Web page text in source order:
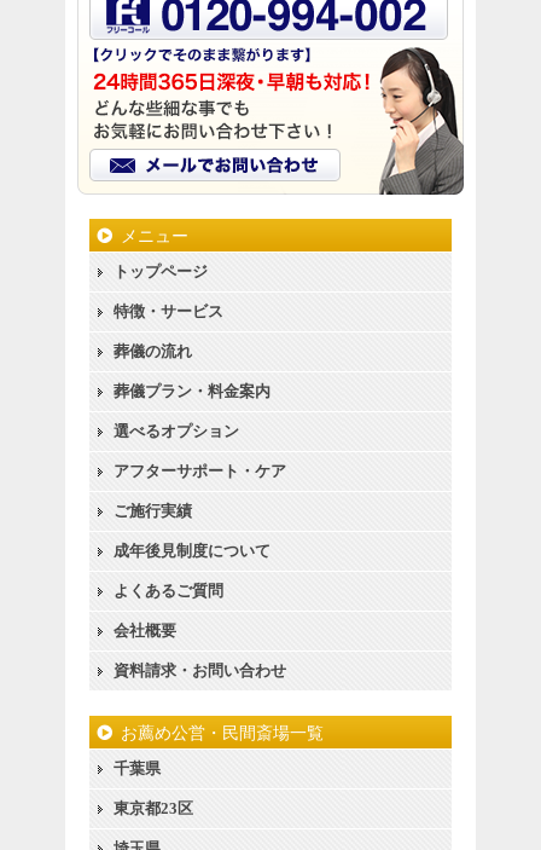
メニュー
トップページ
特徴・サービス
葬儀の流れ
葬儀プラン・料金案内
選べるオプション
アフターサポート・ケア
ご施行実績
成年後見制度について
よくあるご質問
会社概要
資料請求・お問い合わせ
お薦め公営・民間斎場一覧
千葉県
東京都23区